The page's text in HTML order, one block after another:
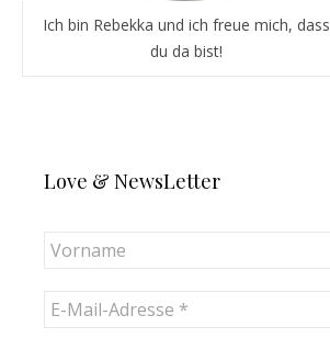
Ich bin Rebekka und ich freue mich, dass
du da bist!
Love & NewsLetter